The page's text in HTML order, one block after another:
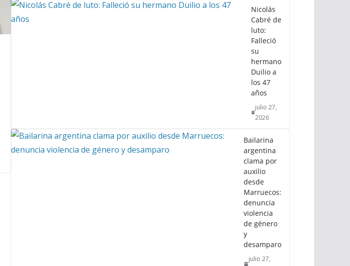
Nicolás
Cabré de
luto:
Falleció
su
hermano
Duilio a
los 47
años
julio 27,
2026
Bailarina
argentina
clama por
auxilio
desde
Marruecos:
denuncia
violencia
de género
y
desamparo
julio 27,